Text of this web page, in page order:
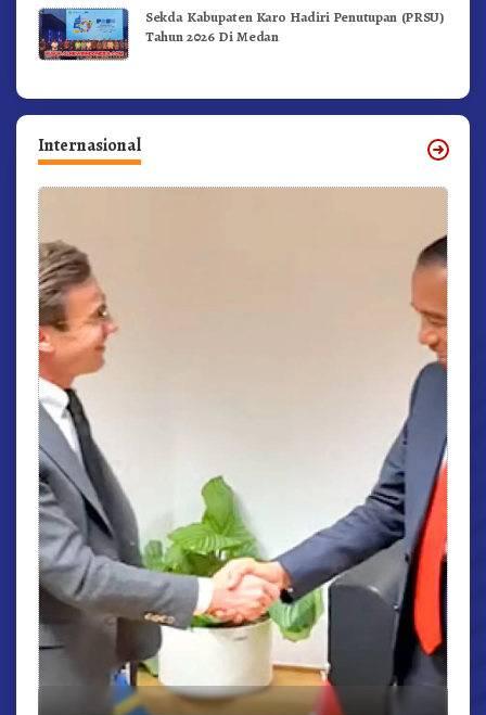
Sekda Kabupaten Karo Hadiri Penutupan (PRSU)
Tahun 2026 Di Medan
Internasional